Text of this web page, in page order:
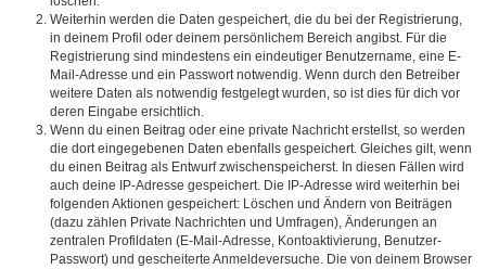
Weiterhin werden die Daten gespeichert, die du bei der Registrierung,
in deinem Profil oder deinem persönlichem Bereich angibst. Für die
Registrierung sind mindestens ein eindeutiger Benutzername, eine E-
Mail-Adresse und ein Passwort notwendig. Wenn durch den Betreiber
weitere Daten als notwendig festgelegt wurden, so ist dies für dich vor
deren Eingabe ersichtlich.
Wenn du einen Beitrag oder eine private Nachricht erstellst, so werden
die dort eingegebenen Daten ebenfalls gespeichert. Gleiches gilt, wenn
du einen Beitrag als Entwurf zwischenspeicherst. In diesen Fällen wird
auch deine IP-Adresse gespeichert. Die IP-Adresse wird weiterhin bei
folgenden Aktionen gespeichert: Löschen und Ändern von Beiträgen
(dazu zählen Private Nachrichten und Umfragen), Änderungen an
zentralen Profildaten (E-Mail-Adresse, Kontoaktivierung, Benutzer-
Passwort) und gescheiterte Anmeldeversuche. Die von deinem Browser